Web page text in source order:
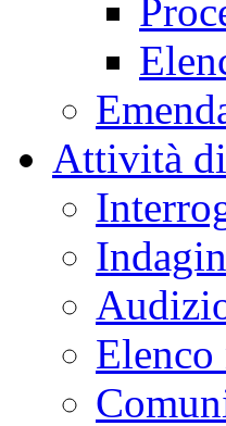
Attività